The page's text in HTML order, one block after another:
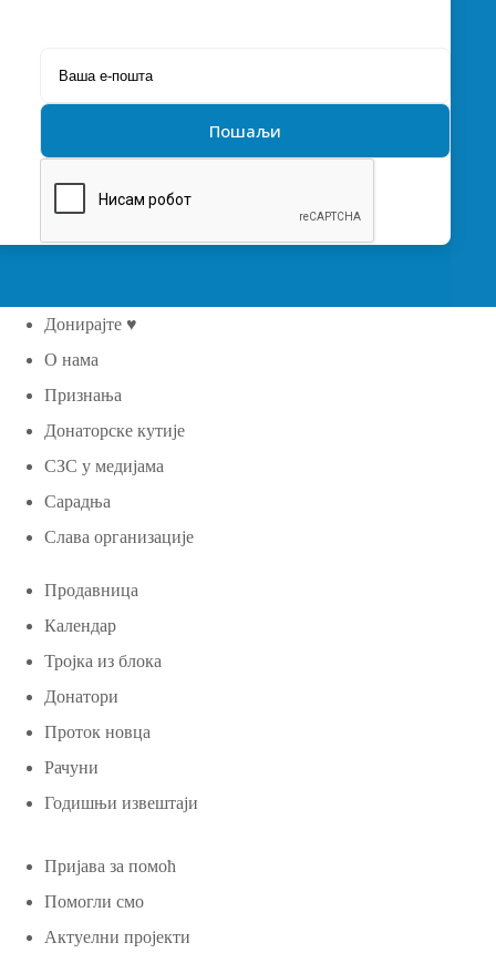
Донирајте ♥
О нама
Признања
Донаторске кутије
СЗС у медијама
Сарадња
Слава организације
Продавница
Календар
Тројка из блока
Донатори
Проток новца
Рачуни
Годишњи извештаји
Пријава за помоћ
Помогли смо
Актуелни пројекти